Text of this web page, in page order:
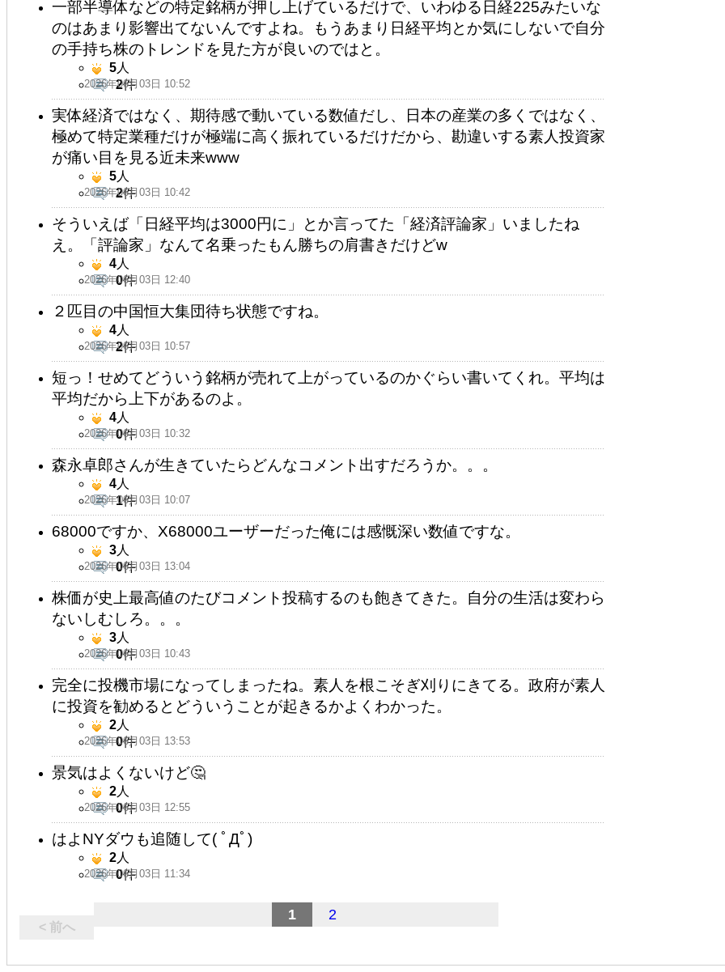
一部半導体などの特定銘柄が押し上げているだけで、いわゆる日経225みたいな
のはあまり影響出てないんですよね。もうあまり日経平均とか気にしないで自分
の手持ち株のトレンドを見た方が良いのではと。
2026年06月03日 10:52
5人
2件
実体経済ではなく、期待感で動いている数値だし、日本の産業の多くではなく、
極めて特定業種だけが極端に高く振れているだけだから、勘違いする素人投資家
が痛い目を見る近未来www
2026年06月03日 10:42
5人
2件
そういえば「日経平均は3000円に」とか言ってた「経済評論家」いましたね
え。「評論家」なんて名乗ったもん勝ちの肩書きだけどw
2026年06月03日 12:40
4人
0件
２匹目の中国恒大集団待ち状態ですね。
2026年06月03日 10:57
4人
2件
短っ！せめてどういう銘柄が売れて上がっているのかぐらい書いてくれ。平均は
平均だから上下があるのよ。
2026年06月03日 10:32
4人
0件
森永卓郎さんが生きていたらどんなコメント出すだろうか。。。
2026年06月03日 10:07
4人
1件
68000ですか、X68000ユーザーだった俺には感慨深い数値ですな。
2026年06月03日 13:04
3人
0件
株価が史上最高値のたびコメント投稿するのも飽きてきた。自分の生活は変わら
ないしむしろ。。。
2026年06月03日 10:43
3人
0件
完全に投機市場になってしまったね。素人を根こそぎ刈りにきてる。政府が素人
に投資を勧めるとどういうことが起きるかよくわかった。
2026年06月03日 13:53
2人
0件
景気はよくないけど🤔
2026年06月03日 12:55
2人
0件
はよNYダウも追随して( ﾟДﾟ)
2026年06月03日 11:34
2人
0件
< 前へ
1 2